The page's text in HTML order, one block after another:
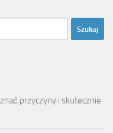
przyczyny i skutecznie